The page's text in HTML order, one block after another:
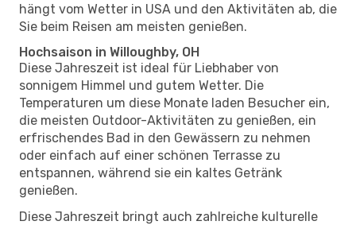
hängt vom Wetter in USA und den Aktivitäten ab, die
Sie beim Reisen am meisten genießen.
Hochsaison in Willoughby, OH
Diese Jahreszeit ist ideal für Liebhaber von
sonnigem Himmel und gutem Wetter. Die
Temperaturen um diese Monate laden Besucher ein,
die meisten Outdoor-Aktivitäten zu genießen, ein
erfrischendes Bad in den Gewässern zu nehmen
oder einfach auf einer schönen Terrasse zu
entspannen, während sie ein kaltes Getränk
genießen.
Diese Jahreszeit bringt auch zahlreiche kulturelle